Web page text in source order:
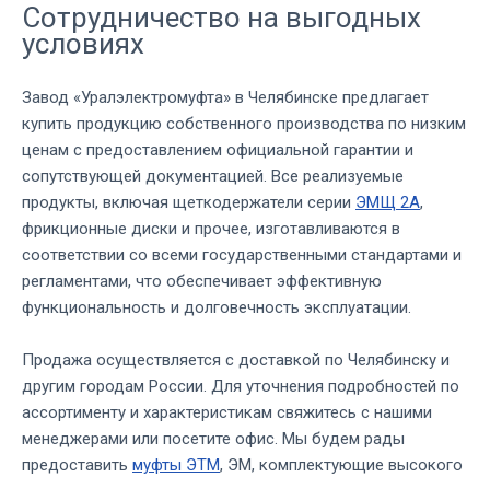
Сотрудничество на выгодных
условиях
Завод «Уралэлектромуфта» в Челябинске предлагает
купить продукцию собственного производства по низким
ценам с предоставлением официальной гарантии и
сопутствующей документацией. Все реализуемые
продукты, включая щеткодержатели серии ЭМЩ 2А,
фрикционные диски и прочее, изготавливаются в
соответствии со всеми государственными стандартами и
регламентами, что обеспечивает эффективную
функциональность и долговечность эксплуатации.
Продажа осуществляется с доставкой по Челябинску и
другим городам России. Для уточнения подробностей по
ассортименту и характеристикам свяжитесь с нашими
менеджерами или посетите офис. Мы будем рады
предоставить муфты ЭТМ, ЭМ, комплектующие высокого